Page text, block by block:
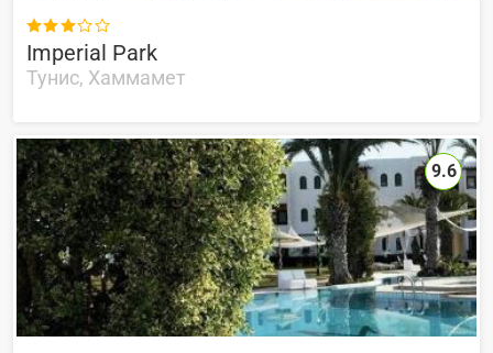

Imperial Park
Тунис, Хаммамет
9.6